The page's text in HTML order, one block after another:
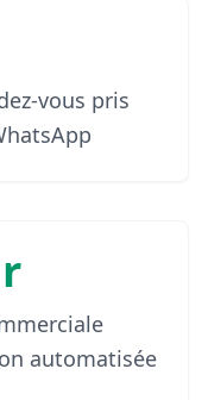
vous pris
automatisée